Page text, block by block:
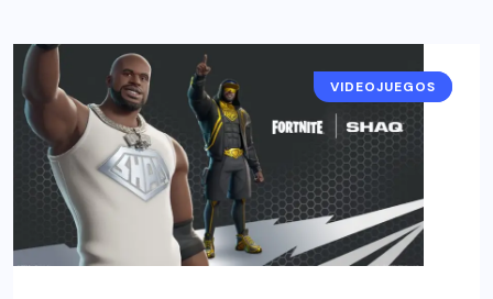
NOTICIAS
VIDEOJUEGOS